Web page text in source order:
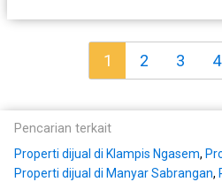
1 2 3 4
Pencarian terkait
Properti dijual di Klampis Ngasem,
Properti dijual di Manyar Sabrangan,